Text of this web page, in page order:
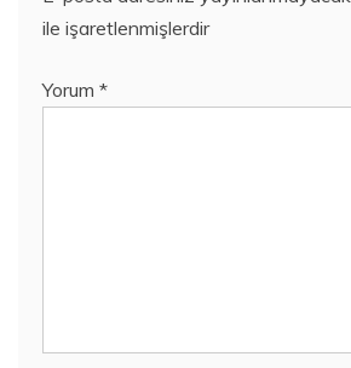
ile işaretlenmişlerdir
Yorum *